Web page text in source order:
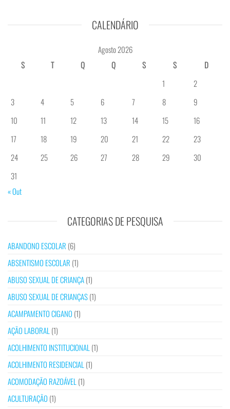
CALENDÁRIO
Agosto 2026
S
T Q Q S S
D
1
2
3
4 5 6 7 8
9
10
11 12 13 14 15
16
17
18 19 20 21 22
23
24
25 26 27 28 29
30
31
« Out
CATEGORIAS DE PESQUISA
ABANDONO ESCOLAR (6)
ABSENTISMO ESCOLAR (1)
ABUSO SEXUAL DE CRIANÇA(1)
ABUSO SEXUAL DE CRIANÇAS(1)
ACAMPAMENTO CIGANO (1)
AÇÃO LABORAL (1)
ACOLHIMENTO INSTITUCIONAL (1)
ACOLHIMENTO RESIDENCIAL (1)
ACOMODAÇÃO RAZOÁVEL (1)
ACULTURAÇÃO (1)